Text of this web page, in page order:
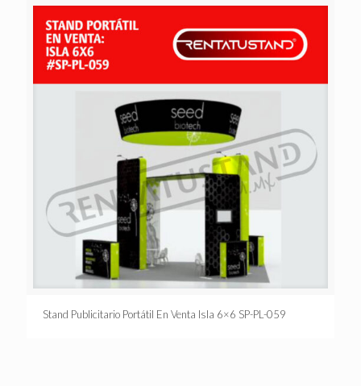
Stand Publicitario Portátil En Venta Isla 6×6 SP-PL-059